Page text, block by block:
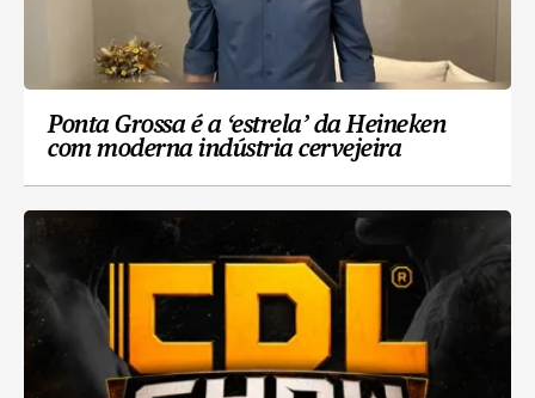
Ponta Grossa é a ‘estrela’ da Heineken
com moderna indústria cervejeira